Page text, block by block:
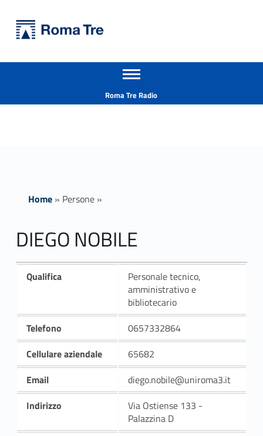
DIEGO NOBILE insegnamenti - Università Roma Tre
Apri il menu secondario
Roma Tre Radio
Home» Persone»
DIEGO NOBILE
Qualifica
Personale tecnico,
amministrativo e
bibliotecario
Telefono
0657332864
Cellulare aziendale
65682
Email
diego.nobile@uniroma3.it
Indirizzo
Via Ostiense 133 -
Palazzina D